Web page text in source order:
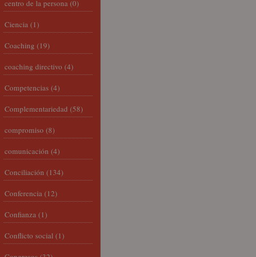
centro de la persona (0)
Ciencia (1)
Coaching (19)
coaching directivo (4)
Competencias (4)
Complementariedad (58)
compromiso (8)
comunicación (4)
Conciliación (134)
Conferencia (12)
Confianza (1)
Conflicto social (1)